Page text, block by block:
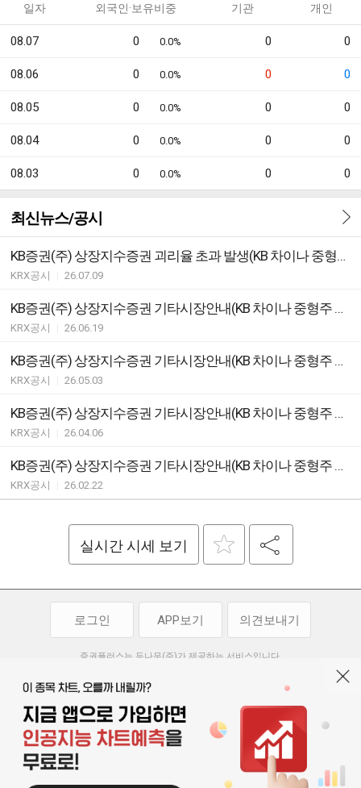
일자 외국인·보유비중 기관 개인
08.07 0 0.0% 0 0
08.06 0 0.0% 0 0
08.05 0 0.0% 0 0
08.04 0 0.0% 0 0
08.03 0 0.0% 0 0
최신뉴스/공시
KB증권(주) 상장지수증권 괴리율 초과 발생(KB 차이나 중형주 CSI 500 ETN)
KRX공시 26.07.09
KB증권(주) 상장지수증권 기타시장안내(KB 차이나 중형주 CSI 500 ETN)
KRX공시 26.06.19
KB증권(주) 상장지수증권 기타시장안내(KB 차이나 중형주 CSI 500 ETN)
KRX공시 26.05.03
KB증권(주) 상장지수증권 기타시장안내(KB 차이나 중형주 CSI 500 ETN)
KRX공시 26.04.06
KB증권(주) 상장지수증권 기타시장안내(KB 차이나 중형주 CSI 500 ETN)
KRX공시 26.02.22
실시간 시세 보기
로그인 APP보기 의견보내기
증권플러스는 두나무(주)가 제공하는 서비스입니다.
투자 참고사항이며, 정보 제공 과정에서 오류나 지연이 발생할 수 있습니다.
두나무(주)는 제공된 정보에 의한 투자 결과에 대하여 법적인 책임을
부담하지 않습니다. 본 서비스에서 제공되는 정보의 무단 배포를 금합니다.
이용약관 | 청소년보호정책 개인정보처리방침
기사배열 기본방침 | 고객센터 |
오픈소스 라이선스
서울특별시 서초구 강남대로 369, 15층
사업자 등록번호 119-86-54968